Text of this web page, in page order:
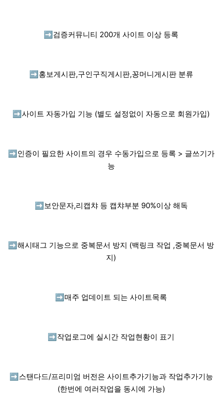
➡️ 검증커뮤니티 200개 사이트 이상 등록
➡️ 홍보게시판,구인구직게시판,꽁머니게시판 분류
➡️ 사이트 자동가입 기능 (별도 설정없이 자동으로 회원가입)
➡️ 인증이 필요한 사이트의 경우 수동가입으로 등록 > 글쓰기가
능
➡️ 보안문자,리캡챠 등 캡챠부분 90%이상 해독
➡️ 해시태그 기능으로 중복문서 방지 (백링크 작업 ,중복문서 방
지)
➡️ 매주 업데이트 되는 사이트목록
➡️ 작업로그에 실시간 작업현황이 표기
➡️ 스탠다드/프리미엄 버전은 사이트추가기능과 작업추가기능
(한번에 여러작업을 동시에 가능)